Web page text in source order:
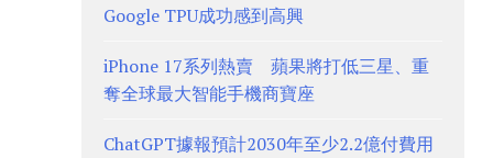
Google TPU成功感到高興
iPhone 17系列熱賣 蘋果將打低三星、重
奪全球最大智能手機商寶座
ChatGPT據報預計2030年至少2.2億付費用